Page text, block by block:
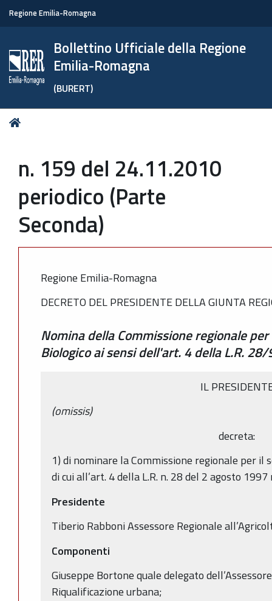
Regione Emilia-Romagna
Bollettino Ufficiale della Regione
Emilia-Romagna
(BURERT)
Tu
n. 159 del 24.11.2010
periodico (Parte
Seconda)
Regione Emilia-Romagna
DECRETO DEL PRESIDENTE DELLA GIUNTA
Nomina della Commissione regionale
Biologico ai sensi dell'art. 4 della L.R.
IL
(omissis)
decreta:
1) di nominare la Commissione regionale per
di cui all’art. 4 della L.R. n. 28 del 2 agosto
Presidente
Tiberio Rabboni Assessore Regionale
Componenti
Giuseppe Bortone quale delegato
Riqualificazione urbana;